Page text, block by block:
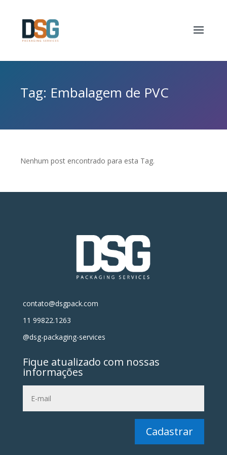
Tag: Embalagem de PVC
Nenhum post encontrado para esta Tag.
contato@dsgpack.com
11 99822.1263
@dsg-packaging-services
Fique atualizado com nossas
informações
Cadastrar